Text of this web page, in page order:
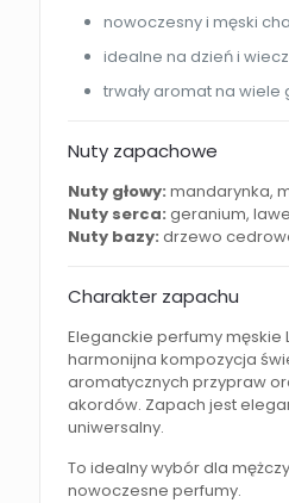
nowoczesny i męski
idealne na dzień i
trwały aromat na wiele
Nuty zapachowe
Nuty głowy: mandarynka,
Nuty serca: geranium,
Nuty bazy: drzewo
Charakter zapachu
Eleganckie perfumy męskie
harmonijna kompozycja
aromatycznych przypraw
akordów. Zapach jest
uniwersalny.
To idealny wybór dla
nowoczesne perfumy.